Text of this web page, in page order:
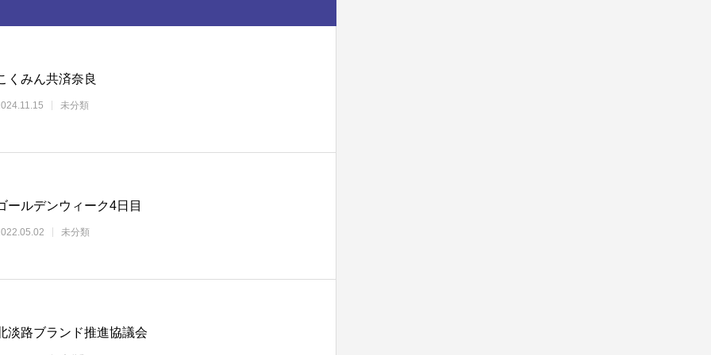
くみん共済奈良
未分類
ールデンウィーク4日目
未分類
淡路ブランド推進協議会